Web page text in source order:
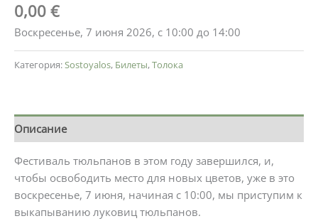
0,00 €
Воскресенье, 7 июня 2026, с 10:00 до 14:00
Категория:Sostoyalos, Билеты,Толока
Описание
Фестиваль тюльпанов в этом году завершился, и,
чтобы освободить место для новых цветов, уже в это
воскресенье, 7 июня, начиная с 10:00, мы приступим к
выкапыванию луковиц тюльпанов.